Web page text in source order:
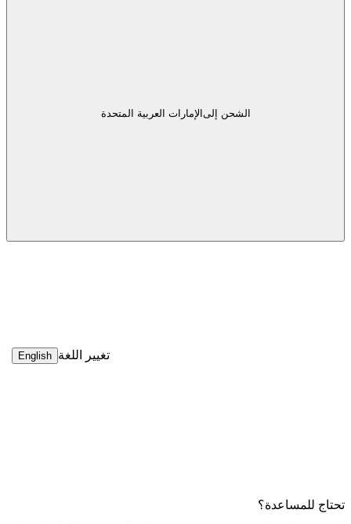
الشحن إلىالإمارات العربية المتحدة
تغيير اللغة English
تحتاج للمساعدة؟